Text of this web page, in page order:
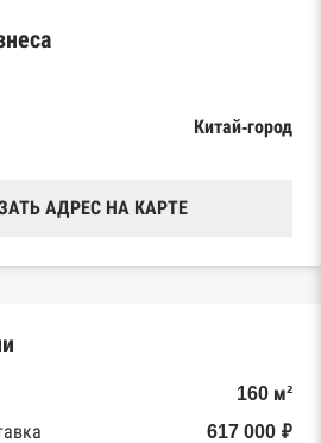
Китай-город
АДРЕС НА КАРТЕ
160 м²
617 000 ₽